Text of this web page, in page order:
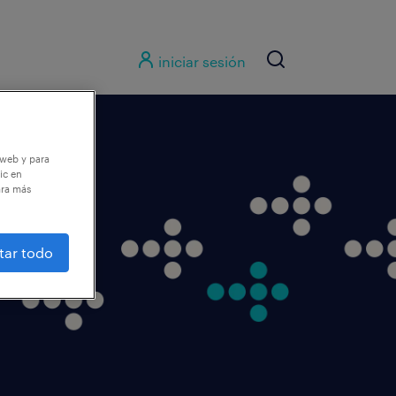
iniciar sesión
y para
en
más
todo